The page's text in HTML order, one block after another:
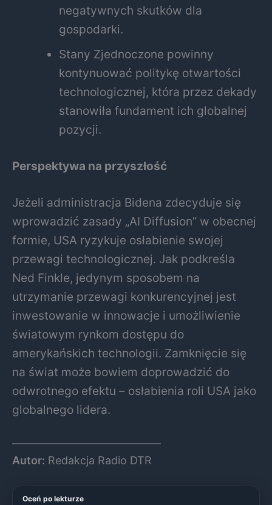
negatywnych skutków dla
gospodarki.
Stany Zjednoczone powinny
kontynuować politykę otwartości
technologicznej, która przez dekady
stanowiła fundament ich globalnej
pozycji.
Perspektywa na przyszłość
Jeżeli administracja Bidena zdecyduje się
wprowadzić zasady „AI Diffusion” w obecnej
formie, USA ryzykuje osłabienie swojej
przewagi technologicznej. Jak podkreśla
Ned Finkle, jedynym sposobem na
utrzymanie przewagi konkurencyjnej jest
inwestowanie w innowacje i umożliwienie
światowym rynkom dostępu do
amerykańskich technologii. Zamknięcie się
na świat może bowiem doprowadzić do
odwrotnego efektu – osłabienia roli USA jako
globalnego lidera.
Autor: Redakcja Radio DTR
Oceń po lekturze